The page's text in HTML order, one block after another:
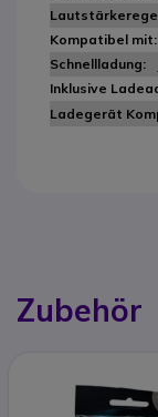
Zubehör